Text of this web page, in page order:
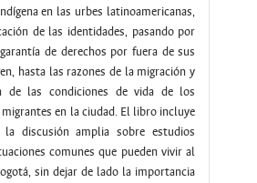
en las urbes latinoamericanas,
de las identidades, pasando por
de derechos por fuera de sus
hasta las razones de la migración y
de las condiciones de vida de los
migrantes en la ciudad. El libro incluye
la discusión amplia sobre estudios
comunes que pueden vivir al
sin dejar de lado la importancia